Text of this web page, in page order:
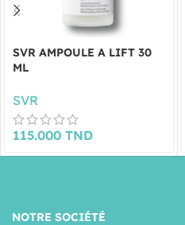
SVR AMPOULE A LIFT 30
ML
SVR
115.000 TND
NOTRE SOCIÉTÉ